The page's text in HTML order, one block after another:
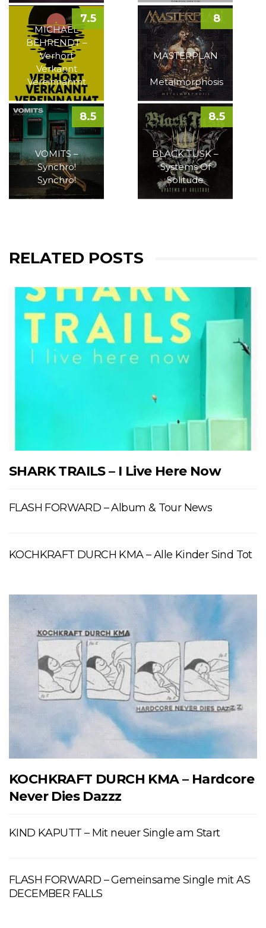
MICHAEL
BEHRENDT –
Verhört
Verkannt
Vereinnahmt
7.5
MASTERPLAN
–
Metalmorphosis
8
VOMITS –
Synchro!
Synchro!
8.5
BLACK TUSK –
Systems Of
Solitude
8.5
RELATED POSTS
SHARK TRAILS – I Live Here Now
FLASH FORWARD – Album & Tour News
KOCHKRAFT DURCH KMA – Alle Kinder Sind Tot
KOCHKRAFT DURCH KMA – Hardcore
Never Dies Dazzz
KIND KAPUTT – Mit neuer Single am Start
FLASH FORWARD – Gemeinsame Single mit AS
DECEMBER FALLS